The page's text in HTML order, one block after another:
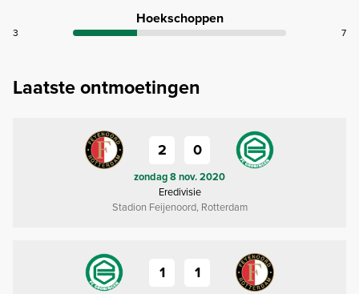
Hoekschoppen
3 7
Laatste ontmoetingen
2 0
zondag 8 nov. 2020
Eredivisie
Stadion Feijenoord, Rotterdam
1 1